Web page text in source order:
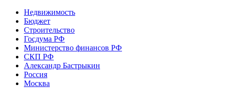
Недвижимость
Бюджет
Строительство
Госдума РФ
Министерство финансов РФ
СКП РФ
Александр Бастрыкин
Россия
Москва